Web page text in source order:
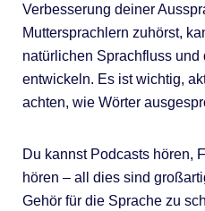
Verbesserung deiner
Muttersprachlern zuhörst,
natürlichen Sprachfluss und
entwickeln. Es ist wichtig,
achten, wie Wörter
Du kannst Podcasts hören,
hören – all dies sind
Gehör für die Sprache zu